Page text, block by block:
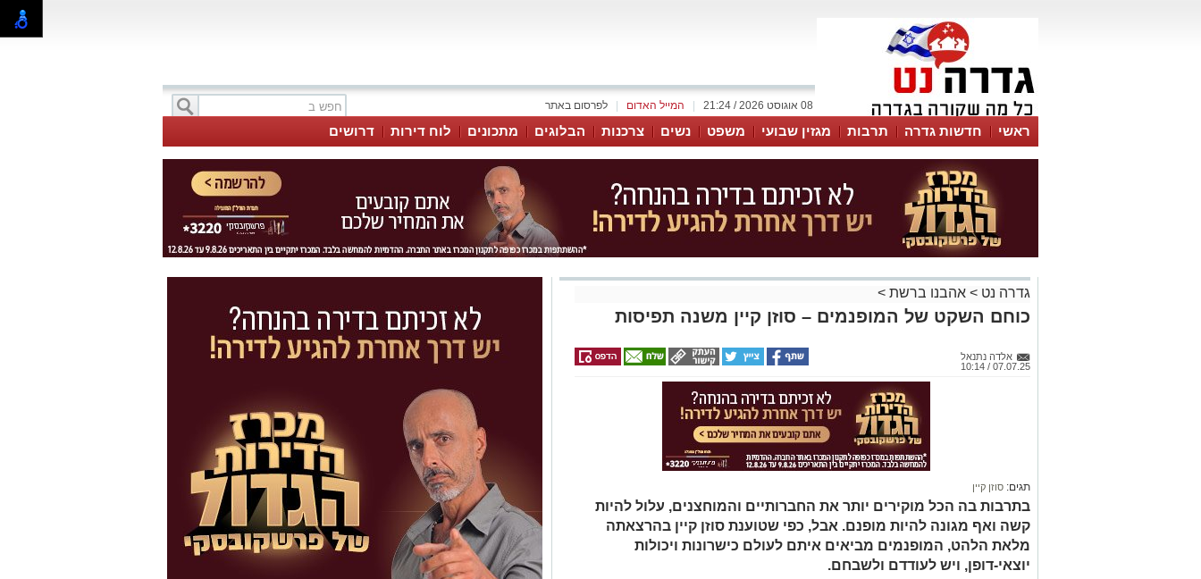
לפרסום באתר המייל האדום 08 אוגוסט 2026 / 21:24
ראשי חדשות גדרה תרבות מגזין שבועי משפט נשים צרכנות הבלוגים מתכונים לוח דירות דרושים
גדרה נט > אהבנו ברשת >
כוחם השקט של המופנמים – סוזן קיין משנה תפיסות
אלדה נתנאל
07.07.25 / 10:14
תגים: סוזן קיין
בתרבות בה הכל מוקירים יותר את החברותיים והמוחצנים, עלול להיות
קשה ואף מגונה להיות מופנם. אבל, כפי שטוענת סוזן קיין בהרצאתה
מלאת הלהט, המופנמים מביאים איתם לעולם כישרונות ויכולות
יוצאי-דופן, ויש לעודדם ולשבחם.